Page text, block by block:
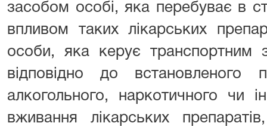
засобом особі, яка перебуває в
впливом таких лікарських
особи, яка керує транспортним
відповідно до
алкогольного, наркотичного чи
вживання лікарських